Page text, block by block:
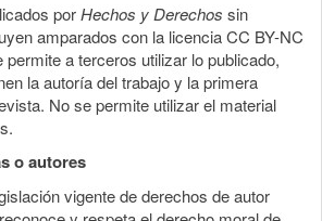
porHechos y Derechos sin
amparados con la licencia CC BY-NC
permite a terceros utilizar lo publicado,
la autoría del trabajo y la primera
No se permite utilizar el material
o autores
vigente de derechos de autor